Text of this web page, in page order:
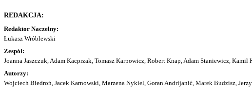
REDAKCJA:
Redaktor Naczelny:
Łukasz Wróblewski
Zespół:
Joanna Jaszczuk, Adam Kacprzak, Tomasz Karpowicz, Robert Knap, Adam Staniewicz,
Autorzy:
Wojciech Biedroń, Jacek Karnowski, Marzena Nykiel, Goran Andrijanić, Marek Budzisz,